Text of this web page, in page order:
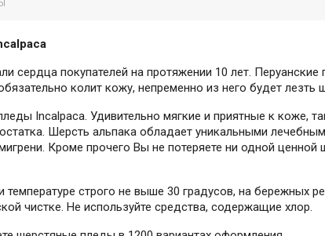
сердца покупателей на протяжении 10 лет.
колит кожу, непременно из него будет
Incalpaca. Удивительно мягкие и приятные к
Шерсть альпака обладает уникальными
Кроме прочего Вы не потеряете ни одной ценной
температуре строго не выше 30 градусов, на
чистке. Не используйте средства, содержащие хлор.